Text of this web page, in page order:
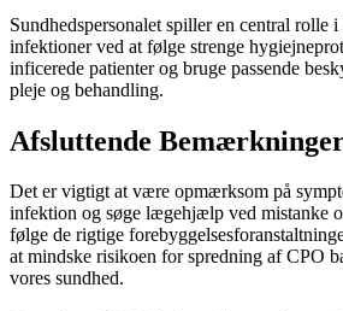
Sundhedspersonalet spiller en central rolle
infektioner ved at følge strenge
inficerede patienter og bruge passende
pleje og behandling.
Afsluttende
Det er vigtigt at være opmærksom på
infektion og søge lægehjælp ved mistanke
følge de rigtige
at mindske risikoen for spredning af CPO
vores sundhed.